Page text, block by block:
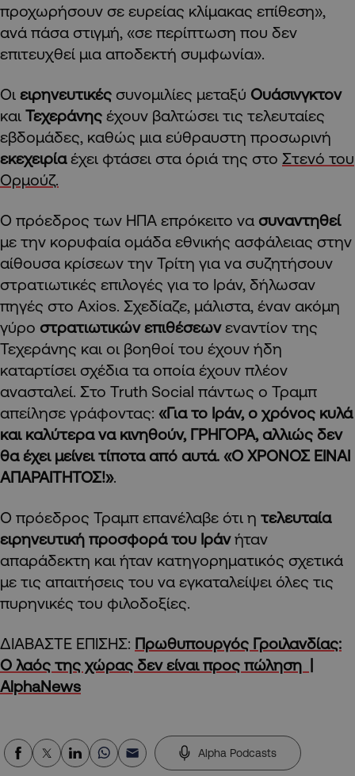
προχωρήσουν σε ευρείας κλίμακας επίθεση»,
ανά πάσα στιγμή, «σε περίπτωση που δεν
επιτευχθεί μια αποδεκτή συμφωνία».
Οι ειρηνευτικές συνομιλίες μεταξύ Ουάσινγκτον
και Τεχεράνης έχουν βαλτώσει τις τελευταίες
εβδομάδες, καθώς μια εύθραυστη προσωρινή
εκεχειρίαέχει φτάσει στα όριά της στο Στενό του
Ορμούζ.
Ο πρόεδρος των ΗΠΑ επρόκειτο να συναντηθεί
με την κορυφαία ομάδα εθνικής ασφάλειας στην
αίθουσα κρίσεων την Τρίτη για να συζητήσουν
στρατιωτικές επιλογές για το Ιράν, δήλωσαν
πηγές στο Axios. Σχεδίαζε, μάλιστα, έναν ακόμη
γύρο στρατιωτικών επιθέσεωνεναντίον της
Τεχεράνης και οι βοηθοί του έχουν ήδη
καταρτίσει σχέδια τα οποία έχουν πλέον
ανασταλεί. Στο Truth Social πάντως ο Τραμπ
απείλησε γράφοντας: «Για το Ιράν, ο χρόνος κυλά
και καλύτερα να κινηθούν, ΓΡΗΓΟΡΑ, αλλιώς δεν
θα έχει μείνει τίποτα από αυτά. «Ο ΧΡΟΝΟΣ ΕΙΝΑΙ
ΑΠΑΡΑΙΤΗΤΟΣ!».
Ο πρόεδρος Τραμπ επανέλαβε ότι η τελευταία
ειρηνευτική προσφορά του Ιράνήταν
απαράδεκτη και ήταν κατηγορηματικός σχετικά
με τις απαιτήσεις του να εγκαταλείψει όλες τις
πυρηνικές του φιλοδοξίες.
ΔΙΑΒΑΣΤΕ ΕΠΙΣΗΣ: Πρωθυπουργός Γροιλανδίας:
Ο λαός της χώρας δεν είναι προς πώληση |
AlphaNews
Alpha Podcasts